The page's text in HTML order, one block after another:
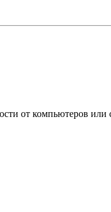
от компьютеров или